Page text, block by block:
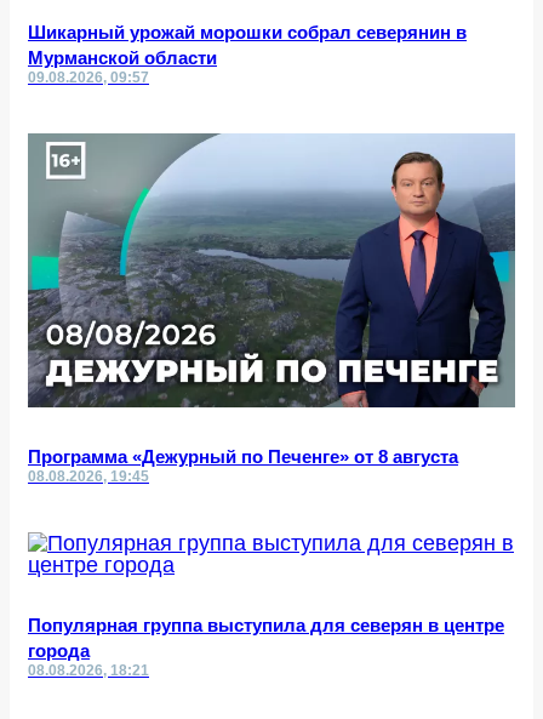
Шикарный урожай морошки собрал северянин в
Мурманской области
09.08.2026, 09:57
Программа «Дежурный по Печенге» от 8 августа
08.08.2026, 19:45
Популярная группа выступила для северян в центре
города
08.08.2026, 18:21